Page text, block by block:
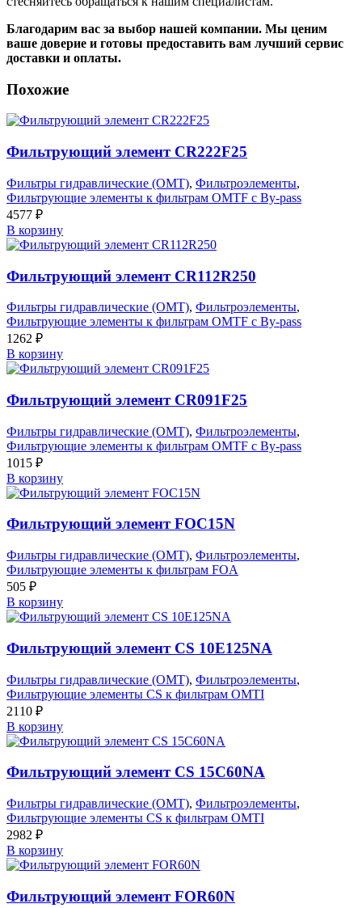
Благодарим вас за выбор нашей компании. Мы ценим
ваше доверие и готовы предоставить вам лучший сервис
доставки и оплаты.
Похожие
Фильтрующий элемент CR222F25
Фильтры гидравлические (OMT), Фильтроэлементы,
Фильтрующие элементы к фильтрам OMTF с By-pass
4577 ₽
В корзину
Фильтрующий элемент CR112R250
Фильтры гидравлические (OMT), Фильтроэлементы,
Фильтрующие элементы к фильтрам OMTF с By-pass
1262 ₽
В корзину
Фильтрующий элемент CR091F25
Фильтры гидравлические (OMT), Фильтроэлементы,
Фильтрующие элементы к фильтрам OMTF с By-pass
1015 ₽
В корзину
Фильтрующий элемент FOC15N
Фильтры гидравлические (OMT), Фильтроэлементы,
Фильтрующие элементы к фильтрам FOA
505 ₽
В корзину
Фильтрующий элемент CS 10E125NA
Фильтры гидравлические (OMT), Фильтроэлементы,
Фильтрующие элементы CS к фильтрам OMTI
2110 ₽
В корзину
Фильтрующий элемент CS 15C60NA
Фильтры гидравлические (OMT), Фильтроэлементы,
Фильтрующие элементы CS к фильтрам OMTI
2982 ₽
В корзину
Фильтрующий элемент FOR60N